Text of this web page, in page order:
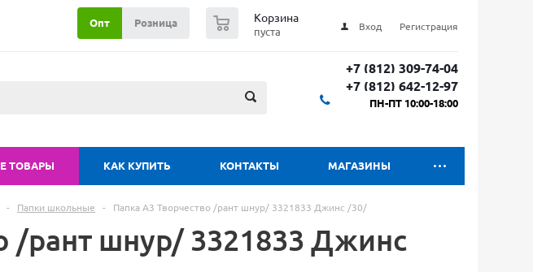
Вход Регистрация
Корзина
пуста
Опт Розница
+7 (812) 309-74-04
+7 (812) 642-12-97
ПН-ПТ 10:00-18:00
ТОВАРЫ КАК КУПИТЬ КОНТАКТЫ МАГАЗИНЫ
- Папки школьные - Папка А3 Творчество /рант шнур/ 3321833 Джинс /30/
/рант шнур/ 3321833 Джинс